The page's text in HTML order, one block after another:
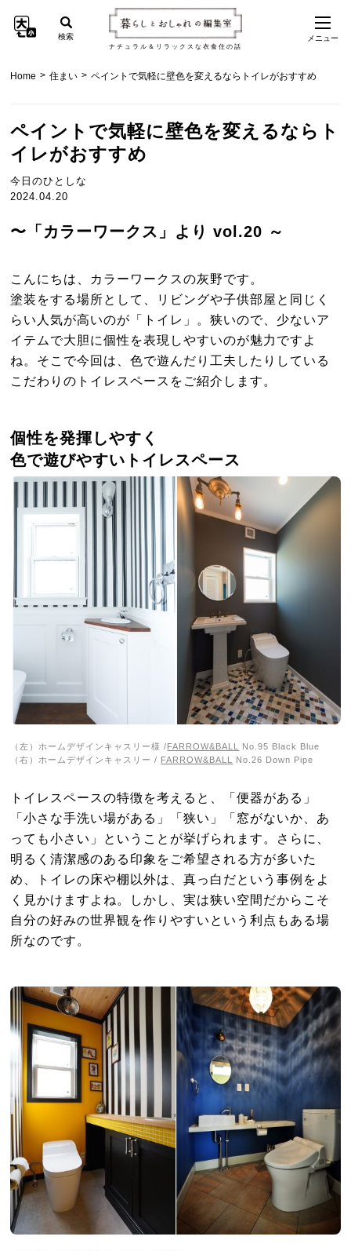
ナチュラル＆リラックスな衣食住の話
検索 メニュー
Home > 住まい > ペイントで気軽に壁色を変えるならトイレがおすすめ
ペイントで気軽に壁色を変えるならト
イレがおすすめ
今日のひとしな
2024.04.20
〜「カラーワークス」より vol.20 ～
こんにちは、カラーワークスの灰野です。
塗装をする場所として、リビングや子供部屋と同じく
らい人気が高いのが「トイレ」。狭いので、少ないア
イテムで大胆に個性を表現しやすいのが魅力ですよ
ね。そこで今回は、色で遊んだり工夫したりしている
こだわりのトイレスペースをご紹介します。
個性を発揮しやすく
色で遊びやすいトイレスペース
（左）ホームデザインキャスリー様 / FARROW&BALL
No.95 Black Blue
（右）ホームデザインキャスリー / FARROW&BALL No.26 Down Pipe
トイレスペースの特徴を考えると、「便器がある」
「小さな手洗い場がある」「狭い」「窓がないか、あ
っても小さい」ということが挙げられます。さらに、
明るく清潔感のある印象をご希望される方が多いた
め、トイレの床や棚以外は、真っ白だという事例をよ
く見かけますよね。しかし、実は狭い空間だからこそ
自分の好みの世界観を作りやすいという利点もある場
所なのです。